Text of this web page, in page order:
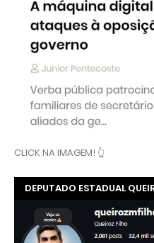
CLICK NA IMAGEM! 👆
DEPUTADO ESTADUAL